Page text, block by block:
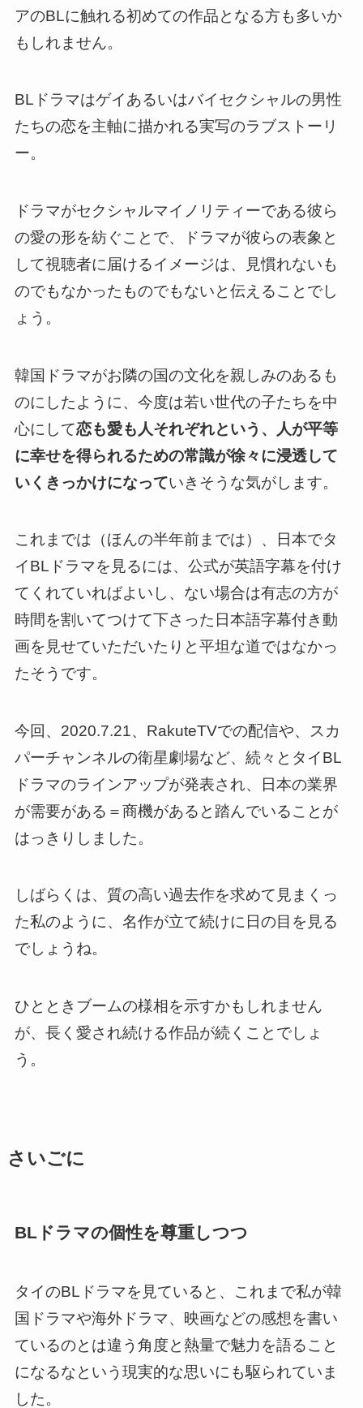
アのBLに触れる初めての作品となる方も多いか
もしれません。
BLドラマはゲイあるいはバイセクシャルの男性
たちの恋を主軸に描かれる実写のラブストーリ
ー。
ドラマがセクシャルマイノリティーである彼ら
の愛の形を紡ぐことで、ドラマが彼らの表象と
して視聴者に届けるイメージは、見慣れないも
のでもなかったものでもないと伝えることでし
ょう。
韓国ドラマがお隣の国の文化を親しみのあるも
のにしたように、 今度は若い世代の子たちを中
心にして恋も愛も人それぞれという、
人が平等
に幸せを得られるための常識が徐々に浸透して
いくきっかけになっていきそうな気がします。
これまでは（ほんの半年前までは）、日本でタ
イBLドラマを見るには、公式が英語字幕を付け
てくれていればよいし、ない場合は有志の方が
時間を割いてつけて下さった日本語字幕付き動
画を見せていただいたりと平坦な道ではなかっ
たそうです。
今回、2020.7.21、RakuteTVでの配信や、スカ
パーチャンネルの衛星劇場など、続々とタイBL
ドラマのラインアップが発表され、
日本の業界
が需要がある＝商機があると踏んでいることが
はっきりしました。
しばらくは、質の高い過去作を求めて見まくっ
た私のように、名作が立て続けに日の目を見る
でしょうね。
ひとときブームの様相を示すかもしれません
が、長く愛され続ける作品が続くことでしょ
う。
さいごに
BLドラマの個性を尊重しつつ
タイのBLドラマを見ていると、これまで私が韓
国ドラマや海外ドラマ、映画などの感想を書い
ているのとは違う角度と熱量で魅力を語ること
になるなという現実的な思いにも駆られていま
した。